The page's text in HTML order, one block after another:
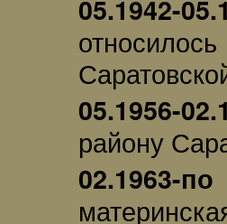
05.1942-
05.1956-
району
02.1963-по